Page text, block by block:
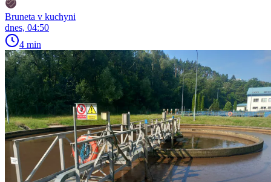
Bruneta v kuchyni
dnes, 04:50
4 min